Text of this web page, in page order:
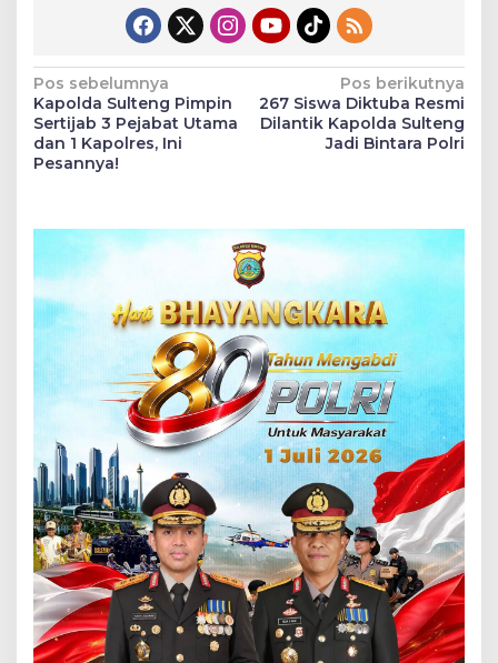
Navigasi
pos
Pos sebelumnya
Kapolda Sulteng Pimpin
Sertijab 3 Pejabat Utama
dan 1 Kapolres, Ini
Pesannya!
Pos berikutnya
267 Siswa Diktuba Resmi
Dilantik Kapolda Sulteng
Jadi Bintara Polri